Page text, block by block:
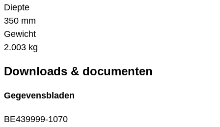
Diepte
350 mm
Gewicht
2.003 kg
Downloads & documenten
Gegevensbladen
BE439999-1070